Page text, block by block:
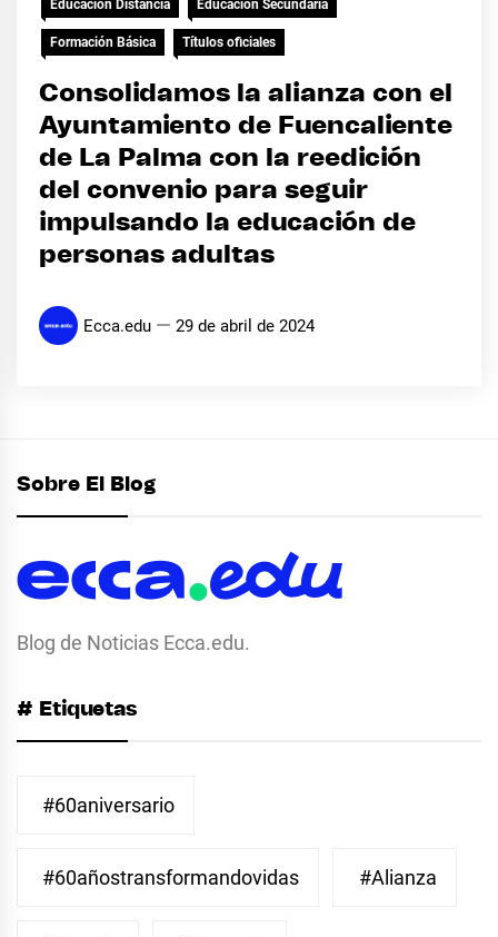
Educación Distancia Educación Secundaria
Formación Básica Títulos oficiales
Consolidamos la alianza con el
Ayuntamiento de Fuencaliente
de La Palma con la reedición
del convenio para seguir
impulsando la educación de
personas adultas
Ecca.edu 29 de abril de 2024
Sobre El Blog
Blog de Noticias Ecca.edu.
# Etiquetas
#60aniversario
#60añostransformandovidas #Alianza